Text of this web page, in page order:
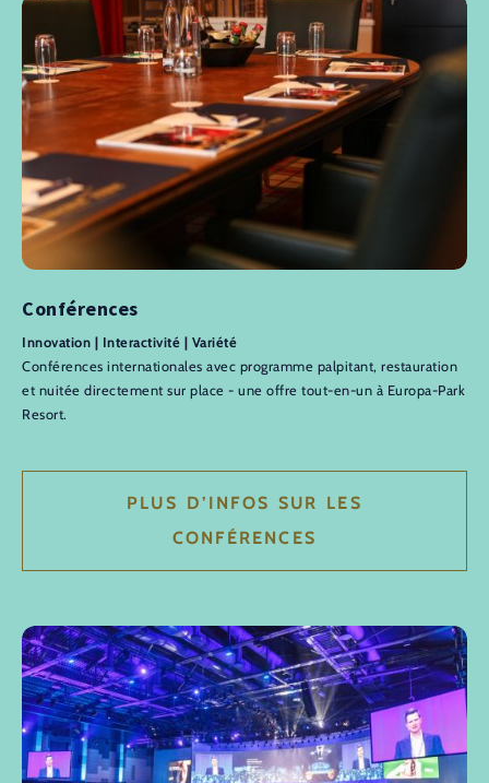
Conférences
Innovation | Interactivité | Variété
Conférences internationales avec programme palpitant, restauration
et nuitée directement sur place - une offre tout-en-un à Europa-Park
Resort.
PLUS D’INFOS SUR LES
CONFÉRENCES